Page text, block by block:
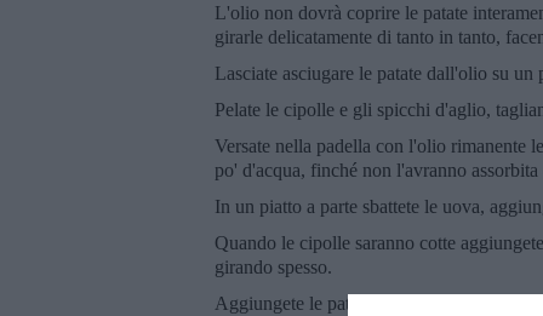
L'olio non dovrà coprire le patate
girarle delicatamente di tanto in tanto,
Lasciate asciugare le patate dall'olio su un
Pelate le cipolle e gli spicchi d'aglio,
Versate nella padella con l'olio rimanente
po' d'acqua, finché non l'avranno assorbita
In un piatto a parte sbattete le uova,
Quando le cipolle saranno cotte
girando spesso.
Aggiungete le patate, le olive tritate e le